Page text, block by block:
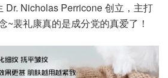
Dr. Nicholas Perricone 创立，主打
~裴礼康真的是成分党的真爱了！